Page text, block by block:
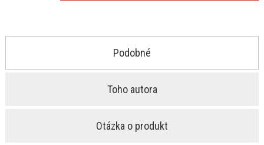
Podobné
Toho autora
Otázka o produkt